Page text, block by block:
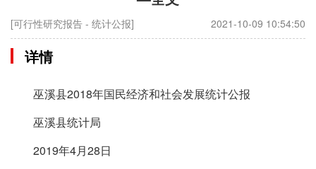
[可行性研究报告 - 统计公报] 2021-10-09 10:54:50
详情
巫溪县2018年国民经济和社会发展统计公报
巫溪县统计局
2019年4月28日